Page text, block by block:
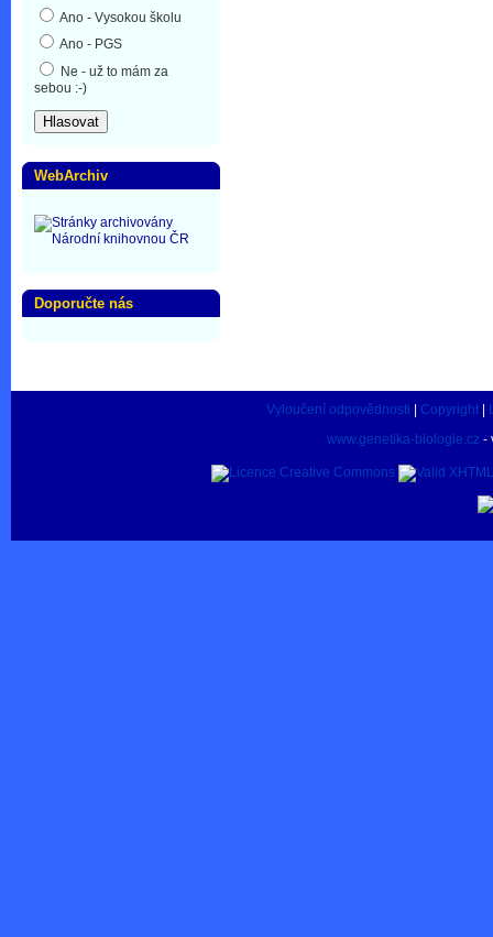
Ano - Vysokou školu
Ano - PGS
Ne - už to mám za
sebou :-)
WebArchiv
Doporučte nás
Vyloučení odpovědnosti Copyright
www.genetika-biologie.cz -